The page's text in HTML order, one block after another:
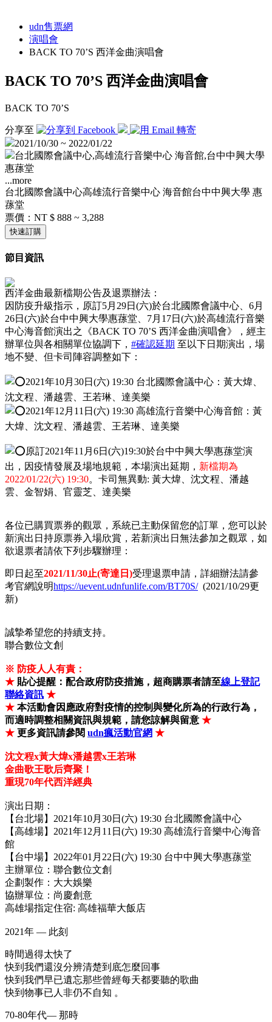
udn售票網
演唱會
BACK TO 70’S 西洋金曲演唱會
BACK TO 70’S 西洋金曲演唱會
BACK TO 70’S
分享至
2021/10/30 ~ 2022/01/22
台北國際會議中心,高雄流行音樂中心 海音館,台中中興大學
惠蓀堂
...more
台北國際會議中心高雄流行音樂中心 海音館台中中興大學 惠
蓀堂
票價： NT $ 888 ~ 3,288
快速訂購
節目資訊
西洋金曲最新檔期公告及退票辦法：
因防疫升級指示，原訂5月29日(六)於台北國際會議中心、6月
26日(六)於台中中興大學惠蓀堂、7月17日(六)於高雄流行音樂
中心海音館演出之《BACK TO 70’S 西洋金曲演唱會》，經主
辦單位與各相關單位協調下， #確認延期 至以下日期演出，場
地不變、但卡司陣容調整如下：
2021年10月30日(六) 19:30 台北國際會議中心：黃大煒、
沈文程、潘越雲、王若琳、達美樂
2021年12月11日(六) 19:30 高雄流行音樂中心海音館：黃
大煒、沈文程、潘越雲、王若琳、達美樂
原訂2021年11月6日(六)19:30於台中中興大學惠蓀堂演
出，因疫情發展及場地規範， 本場演出延期， 新檔期為
2022/01/22(六) 19:30。 卡司無異動: 黃大煒、沈文程、潘越
雲、金智娟、官靈芝、達美樂
各位已購買票券的觀眾，系統已主動保留您的訂單，您可以於
新演出日持原票券入場欣賞，若新演出日無法參加之觀眾，如
欲退票者請依下列步驟辦理：
即日起至2021/11/30止(寄達日)受理退票申請，詳細辦法請參
考官網說明https://uevent.udnfunlife.com/BT70S/(2021/10/29更
新)
誠摯希望您的持續支持。
聯合數位文創
※ 防疫人人有責：
★ 貼心提醒：配合政府防疫措施，超商購票者請至線上登記
聯絡資訊 ★
★ 本活動會因應政府對疫情的控制與變化所為的行政行為，
而適時調整相關資訊與規範，請您諒解與留意 ★
★ 更多資訊請參閱 udn瘋活動官網 ★
沈文程x黃大煒x潘越雲x王若琳
金曲歌王歌后齊聚！
重現70年代西洋經典
演出日期：
【台北場】2021年10月30日(六) 19:30 台北國際會議中心
【高雄場】2021年12月11日(六) 19:30 高雄流行音樂中心海音
館
【台中場】2022年01月22日(六) 19:30 台中中興大學惠蓀堂
主辦單位：聯合數位文創
企劃製作：大大娛樂
協辦單位：尚慶創意
高雄場指定住宿: 高雄福華大飯店
2021年 — 此刻
時間過得太快了
快到我們還沒分辨清楚到底怎麼回事
快到我們早已遺忘那些曾經每天都要聽的歌曲
快到物事已人非仍不自知 。
70-80年代— 那時